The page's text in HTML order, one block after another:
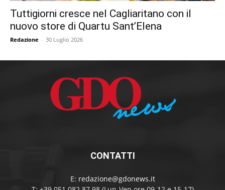
Tuttigiorni cresce nel Cagliaritano con il
nuovo store di Quartu Sant’Elena
Redazione - 30 Luglio 2026
CONTATTI
E: redazione@gdonews.it